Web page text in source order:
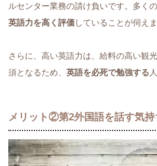
ルセンター業務の請け負いです。多くの
英語力を高く評価していることが伺えま
さらに、高い英語力は、給料の高い観
須となるため、 英語を必死で勉強する
メリット②第2外国語を話す気持